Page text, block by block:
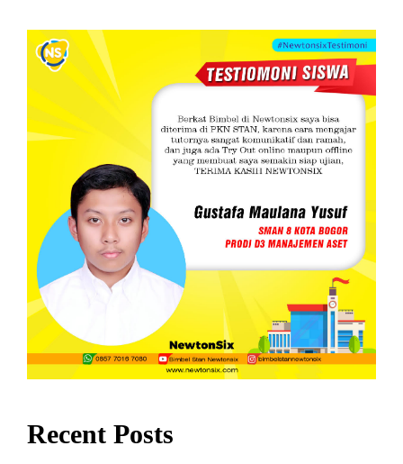
Recent Posts